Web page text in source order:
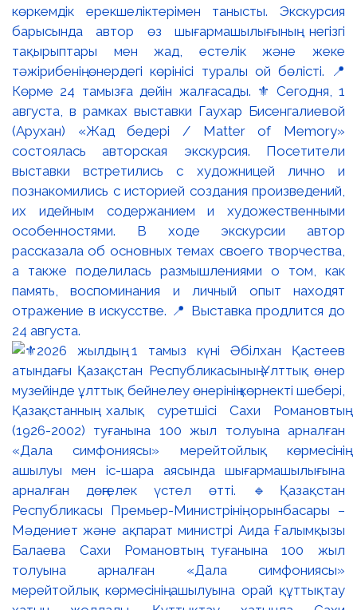
көркемдік ерекшеліктерімен танысты. Экскурсия
барысында автор өз шығармашылығының негізгі
тақырыптары мен жад, естелік және жеке
тәжірибенің өнердегі көрінісі туралы ой бөлісті. 📍
Көрме 24 тамызға дейін жалғасады. ⚜️ Сегодня, 1
августа, в рамках выставки Гаухар Бисенгалиевой
(Арухан) «Жад бедері / Matter of Memory»
состоялась авторская экскурсия. Посетители
выставки встретились с художницей лично и
познакомились с историей создания произведений,
их идейным содержанием и художественными
особенностями. В ходе экскурсии автор
рассказала об основных темах своего творчества,
а также поделилась размышлениями о том, как
память, воспоминания и личный опыт находят
отражение в искусстве. 📍 Выставка продлится до
24 августа.